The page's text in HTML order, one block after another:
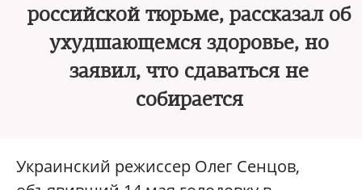
российской тюрьме, рассказал об
ухудшающемся здоровье, но
заявил, что сдаваться не
собирается
Украинский режиссер Олег Сенцов,